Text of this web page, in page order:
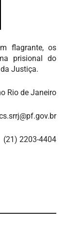
flagrante, os
prisional do
Justiça.
Rio de Janeiro
srrj@pf.gov.br
(21) 2203-4404